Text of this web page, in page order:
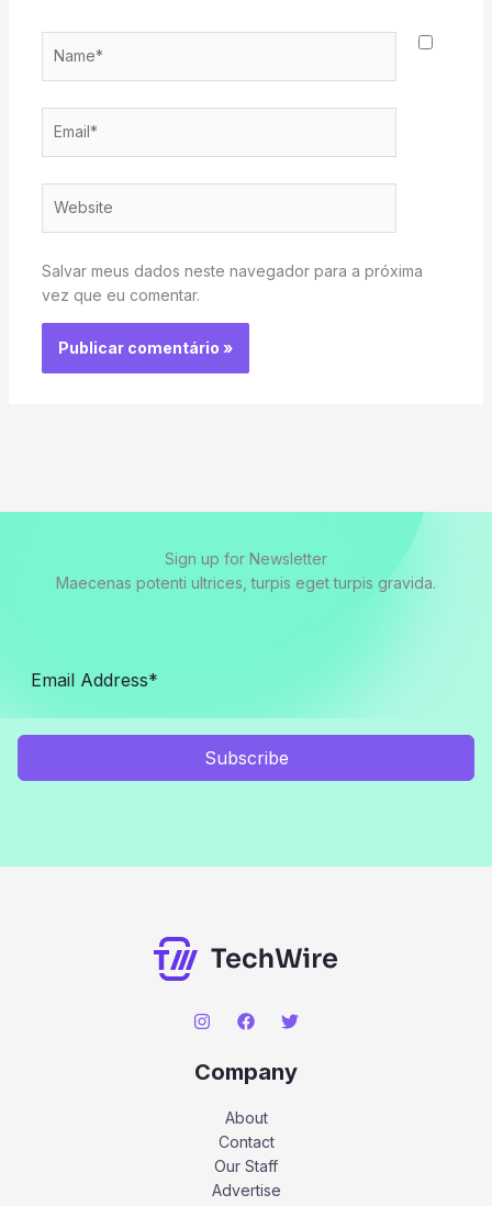
Salvar meus dados neste navegador para a próxima
vez que eu comentar.
Sign up for Newsletter
Maecenas potenti ultrices, turpis eget turpis gravida.
Subscribe
Company
About
Contact
Our Staff
Advertise